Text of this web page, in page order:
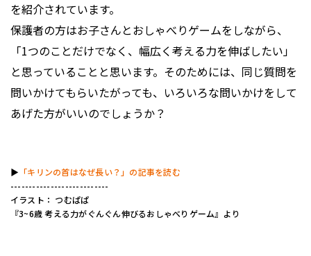
を紹介されています。
保護者の方はお子さんとおしゃべりゲームをしながら、
「1つのことだけでなく、幅広く考える力を伸ばしたい」
と思っていることと思います。そのためには、同じ質問を
問いかけてもらいたがっても、いろいろな問いかけをして
あげた方がいいのでしょうか？
▶︎ 「キリンの首はなぜ長い？」の記事を読む
---------------------------
イラスト： つむぱぱ
『3~6歳 考える力がぐんぐん伸びるおしゃべりゲーム』より